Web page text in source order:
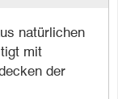
natürlichen
mit
der